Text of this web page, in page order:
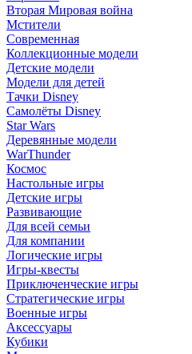
Вторая Мировая война
Мстители
Современная
Коллекционные модели
Детские модели
Модели для детей
Тачки Disney
Самолёты Disney
Star Wars
Деревянные модели
WarThunder
Космос
Настольные игры
Детские игры
Развивающие
Для всей семьи
Для компании
Логические игры
Игры-квесты
Приключенческие игры
Стратегические игры
Военные игры
Аксессуары
Кубики